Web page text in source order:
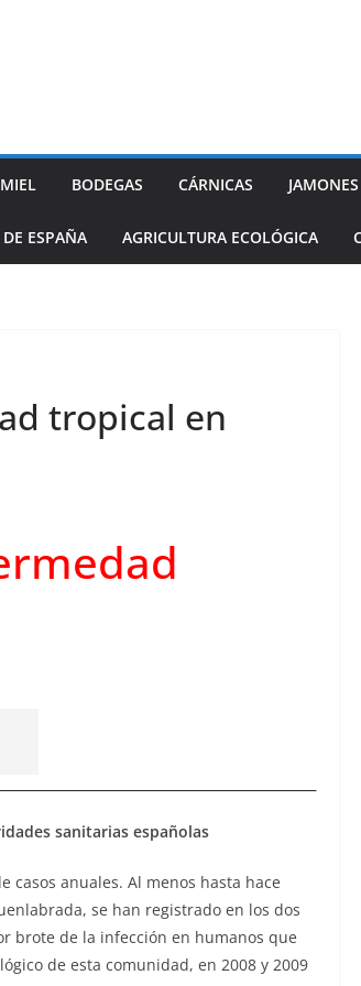
BODEGAS CÁRNICAS
ESPAÑA AGRICULTURA ECOLÓGICA
tropical en
sanitarias españolas
casos anuales. Al menos hasta hace
se han registrado en los dos
brote de la infección en humanos que
de esta comunidad, en 2008 y 2009